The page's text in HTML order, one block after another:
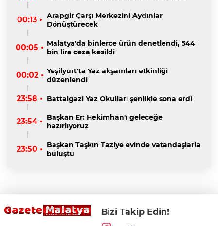
00:13 • Arapgir Çarşı Merkezini Aydınlar
Dönüştürecek
00:05 • Malatya'da binlerce ürün denetlendi, 544
bin lira ceza kesildi
00:02 • Yeşilyurt'ta Yaz akşamları etkinliği
düzenlendi
23:58 • Battalgazi Yaz Okulları şenlikle sona erdi
23:54 • Başkan Er: Hekimhan'ı geleceğe
hazırlıyoruz
23:50 • Başkan Taşkın Taziye evinde vatandaşlarla
buluştu
Bizi Takip Edin!